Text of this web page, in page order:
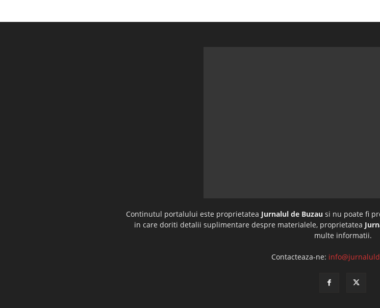
Continutul portalului este proprietatea Jurnalul de Buzau si nu poate fi
in care doriti detalii suplimentare despre materialele, proprietatea
multe informatii.
Contacteaza-ne: